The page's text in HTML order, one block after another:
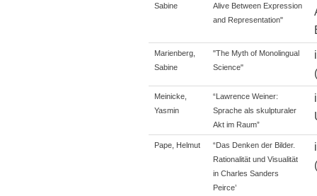
Sabine
Alive Between Expression
and Representation"
Marienberg,
Sabine
"The Myth of Monolingual
Science"
Meinicke,
Yasmin
“Lawrence Weiner:
Sprache als skulpturaler
Akt im Raum”
Pape, Helmut
“Das Denken der Bilder.
Rationalität und Visualität
in Charles Sanders
Peirce’